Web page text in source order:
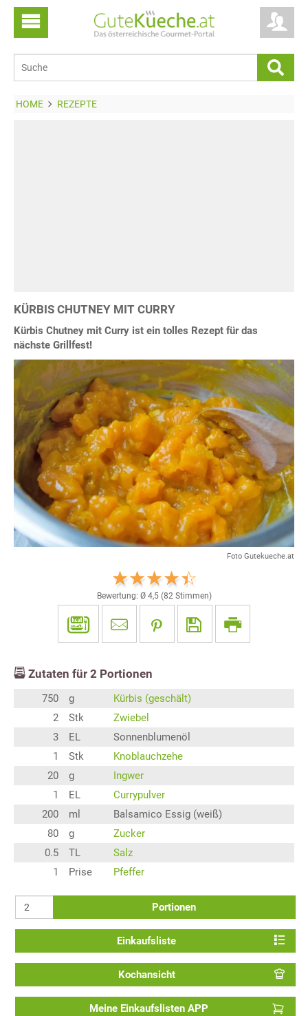
HOME REZEPTE
KÜRBIS CHUTNEY MIT CURRY
Kürbis Chutney mit Curry ist ein tolles Rezept für das
nächste Grillfest!
Foto Gutekueche.at
Bewertung: Ø 4,5(82Stimmen)
Zutaten für 2 Portionen
750 g
Kürbis (geschält)
2
Stk
Zwiebel
3
EL
Sonnenblumenöl
1
Stk
Knoblauchzehe
20
g
Ingwer
1
EL
Currypulver
200
ml
Balsamico Essig (weiß)
80
g
Zucker
0.5
TL
Salz
1
Prise Pfeffer
Portionen
Einkaufsliste
Kochansicht
Meine Einkaufslisten APP